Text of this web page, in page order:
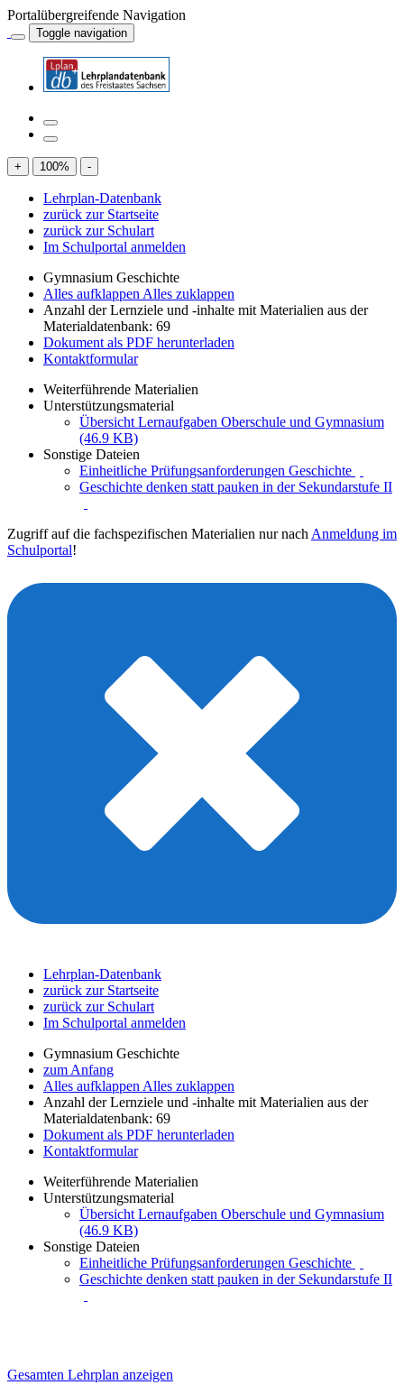
Portalübergreifende Navigation
Toggle navigation
+ 100% -
Lehrplan-Datenbank
zurück zur Startseite
zurück zur Schulart
Im Schulportal anmelden
Gymnasium Geschichte
Alles aufklappen Alles zuklappen
Anzahl der Lernziele und -inhalte mit Materialien aus der
Materialdatenbank: 69
Dokument als PDF herunterladen
Kontaktformular
Weiterführende Materialien
Unterstützungsmaterial
Übersicht Lernaufgaben Oberschule und Gymnasium
(46.9 KB)
Sonstige Dateien
Einheitliche Prüfungsanforderungen Geschichte
Geschichte denken statt pauken in der Sekundarstufe II
Zugriff auf die fachspezifischen Materialien nur nach Anmeldung im
Schulportal!
Lehrplan-Datenbank
zurück zur Startseite
zurück zur Schulart
Im Schulportal anmelden
Gymnasium Geschichte
zum Anfang
Alles aufklappen Alles zuklappen
Anzahl der Lernziele und -inhalte mit Materialien aus der
Materialdatenbank: 69
Dokument als PDF herunterladen
Kontaktformular
Weiterführende Materialien
Unterstützungsmaterial
Übersicht Lernaufgaben Oberschule und Gymnasium
(46.9 KB)
Sonstige Dateien
Einheitliche Prüfungsanforderungen Geschichte
Geschichte denken statt pauken in der Sekundarstufe II
Gesamten Lehrplan anzeigen